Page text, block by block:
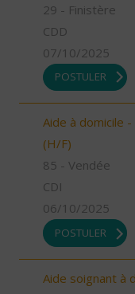
29 - Finistère
CDD
07/10/2025
POSTULER
Aide à domicile
(H/F)
85 - Vendée
CDI
06/10/2025
POSTULER
Aide soignant à